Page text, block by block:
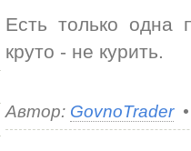
Есть только одна
круто - не курить.
Автор: GovnoTrader•